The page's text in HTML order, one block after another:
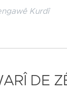
Kurdî
DE